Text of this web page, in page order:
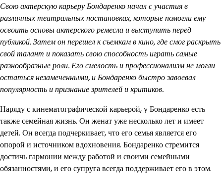
Свою актерскую карьеру Бондаренко начал с участия в
различных театральных постановках, которые помогли ему
освоить основы актерского ремесла и выступить перед
публикой. Затем он перешел к съемкам в кино, где смог раскрыть
свой талант и показать свою способность играть самые
разнообразные роли. Его смелость и профессионализм не могли
остаться незамеченными, и Бондаренко быстро завоевал
популярность и признание зрителей и критиков.
Наряду с кинематографической карьерой, у Бондаренко есть
также семейная жизнь. Он женат уже несколько лет и имеет
детей. Он всегда подчеркивает, что его семья является его
опорой и источником вдохновения. Бондаренко стремится
достичь гармонии между работой и своими семейными
обязанностями, и его супруга всегда поддерживает его в этом.